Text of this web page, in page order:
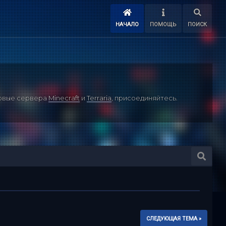
НАЧАЛО ПОМОЩЬ ПОИСК
сервераMinecraftиTerraria, присоединяйтесь.
СЛЕДУЮЩАЯ ТЕМА »